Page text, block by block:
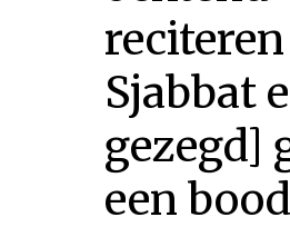
Sjabbat
gezegd]
een